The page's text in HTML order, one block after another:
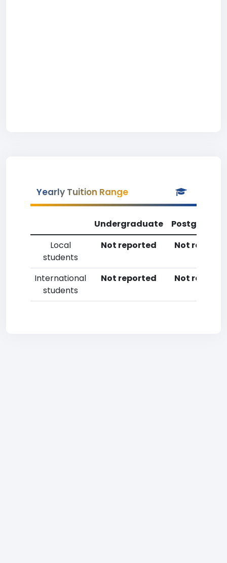
Yearly Tuition Range
Undergraduate
Local
students
Not reported Not
International
students
Not reported Not